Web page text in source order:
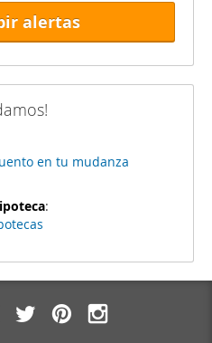
alertas
en tu mudanza
: